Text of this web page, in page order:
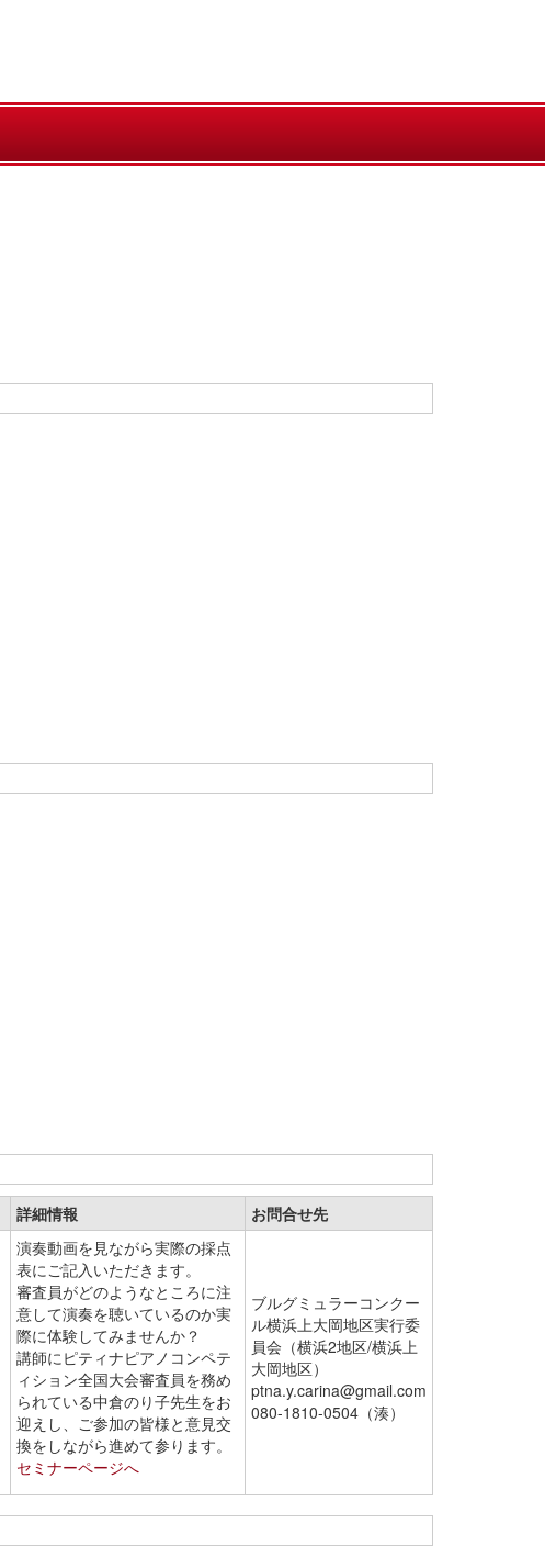
詳細情報 お問合せ先
演奏動画を見ながら実際の採点
表にご記入いただきます。
審査員がどのようなところに注
意して演奏を聴いているのか実
際に体験してみませんか？
講師にピティナピアノコンペテ
ィション全国大会審査員を務め
られている中倉のり子先生をお
迎えし、ご参加の皆様と意見交
換をしながら進めて参ります。
セミナーページへ
ブルグミュラーコンクー
ル横浜上大岡地区実行委
員会（横浜2地区/横浜上
大岡地区）
ptna.y.carina@gmail.com
080-1810-0504（湊）